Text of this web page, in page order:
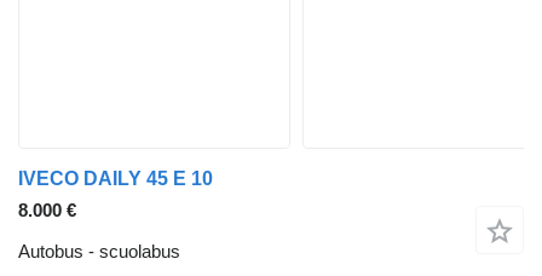
IVECO DAILY 45 E 10
8.000 €
Autobus - scuolabus